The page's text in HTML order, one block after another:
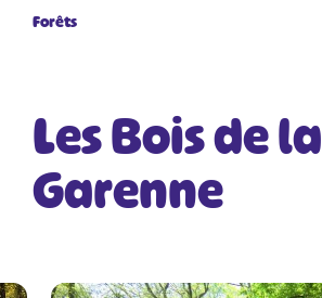
Forêts
Les Bois de la
Garenne